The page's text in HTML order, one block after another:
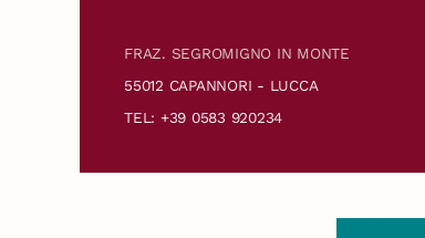
FRAZ. SEGROMIGNO IN MONTE
55012 CAPANNORI - LUCCA
TEL: +39 0583 920234